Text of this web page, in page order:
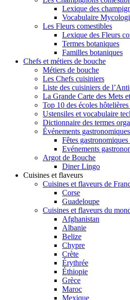
Lexique des
Vocabulaire
Les Fleurs comestibles
Lexique des Fleurs
Termes botaniques
Familles botaniques
Chefs et métiers de bouche
Métiers de bouche
Les Chefs cuisiniers
Liste des cuisiniers de
La Grande Carte des Mets
Top 10 des écoles
Ustensiles et vocabulaire
Dictionnaire des termes
Événements gastronomiques
Fêtes
Evénements
Argot de Bouche
Diner Lingo
Cuisines et flaveurs
Cuisines et flaveurs de
Corse
Guadeloupe
Cuisines et flaveurs du
Afghanistan
Albanie
Belize
Chypre
Crète
Érythrée
Éthiopie
Grèce
Maroc
Mexique